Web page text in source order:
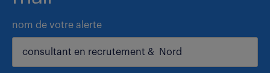
nom de votre alerte